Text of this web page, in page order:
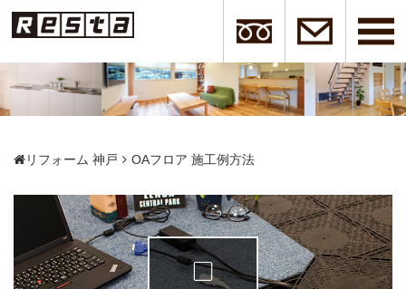
リフォーム 神戸 OAフロア 施工例方法